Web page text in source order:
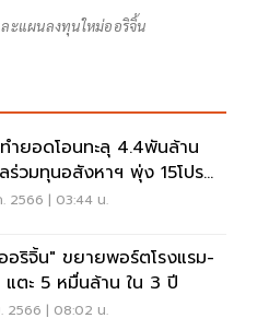
ะแผนลงทุนใหม่ออริจิ้น
ำยอดโอนทะลุ 4.4พันล้าน
ร่วมทุนอสังหาฯ พุ่ง 15โปร
. 2566 | 03:44 น.
อริจิ้น" ขยายพอร์ตโรงแรม-
แตะ 5 หมื่นล้าน ใน 3 ปี
. 2566 | 08:02 น.